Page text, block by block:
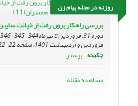
روزنه در مجله پیام زن
بررسی راهکار برون رفت از خیانت
فروردین و اردیبهشت 1401، صفحه
22-22
چکیده بیشتر
مشاهده مقاله